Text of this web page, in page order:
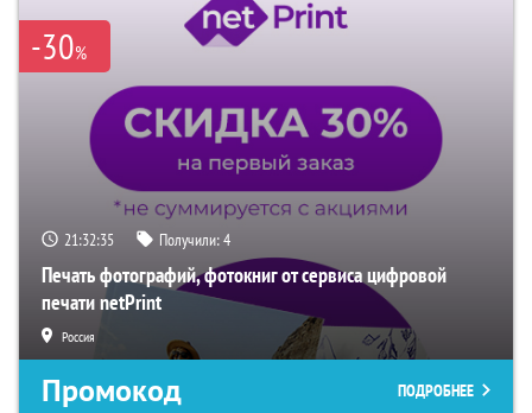
-30%
21:32:34 Получили:4
Печать фотографий, фотокниг от сервиса цифровой
печати netPrint
Россия
Промокод ПОДРОБНЕЕ